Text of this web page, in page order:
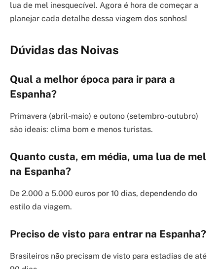
lua de mel inesquecível. Agora é hora de começar a
planejar cada detalhe dessa viagem dos sonhos!
Dúvidas das Noivas
Qual a melhor época para ir para a
Espanha?
Primavera (abril-maio) e outono (setembro-outubro)
são ideais: clima bom e menos turistas.
Quanto custa, em média, uma lua de mel
na Espanha?
De 2.000 a 5.000 euros por 10 dias, dependendo do
estilo da viagem.
Preciso de visto para entrar na Espanha?
Brasileiros não precisam de visto para estadias de até